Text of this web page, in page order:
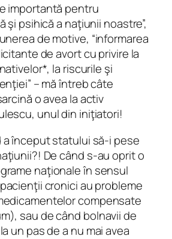
importantă pentru
şi psihică a naţiunii noastre”,
de motive, “informarea
de avort cu privire la
la riscurile şi
– mă întreb câte
o avea la activ
unul din iniţiatori!
a început statului să-i pese
De când s-au oprit o
naţionale în sensul
cronici au probleme
compensate
sau de când bolnavii de
un pas de a nu mai avea